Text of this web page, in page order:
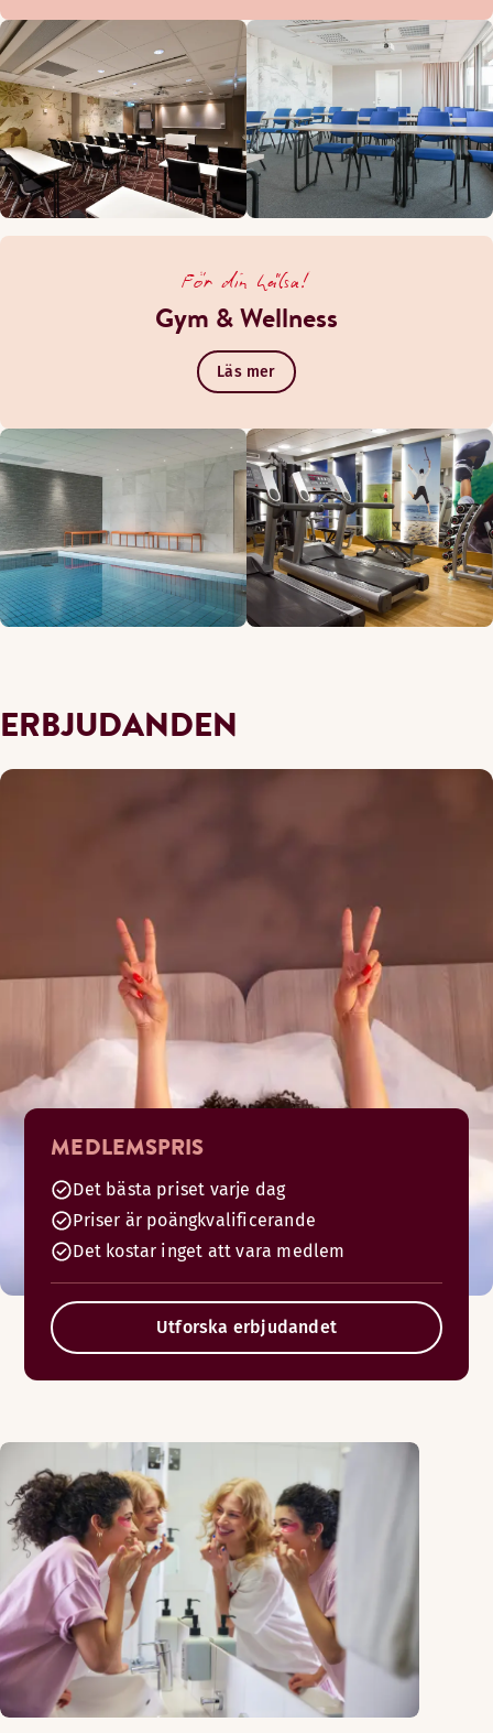
För din hälsa!
Gym & Wellness
Läs mer
ERBJUDANDEN
MEDLEMSPRIS
Det bästa priset varje dag
Priser är poängkvalificerande
Det kostar inget att vara medlem
Utforska erbjudandet